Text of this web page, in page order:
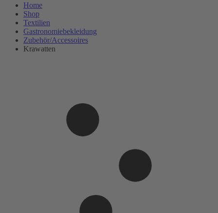
Home
Shop
Textilien
Gastronomiebekleidung
Zubehör/Accessoires
Krawatten